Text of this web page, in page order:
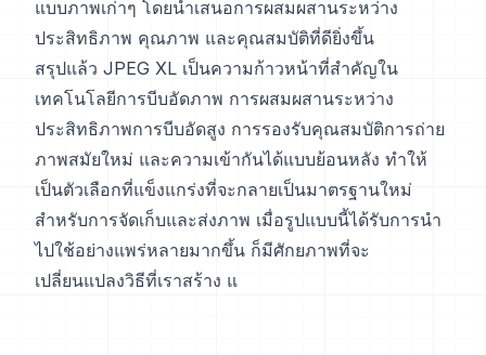
แบบภาพเก่าๆ โดยนำเสนอการผสมผสานระหว่าง
ประสิทธิภาพ คุณภาพ และคุณสมบัติที่ดียิ่งขึ้น
สรุปแล้ว JPEG XL เป็นความก้าวหน้าที่สำคัญใน
เทคโนโลยีการบีบอัดภาพ การผสมผสานระหว่าง
ประสิทธิภาพการบีบอัดสูง การรองรับคุณสมบัติการถ่าย
ภาพสมัยใหม่ และความเข้ากันได้แบบย้อนหลัง ทำให้
เป็นตัวเลือกที่แข็งแกร่งที่จะกลายเป็นมาตรฐานใหม่
สำหรับการจัดเก็บและส่งภาพ เมื่อรูปแบบนี้ได้รับการนำ
ไปใช้อย่างแพร่หลายมากขึ้น ก็มีศักยภาพที่จะ
เปลี่ยนแปลงวิธีที่เราสร้าง แ